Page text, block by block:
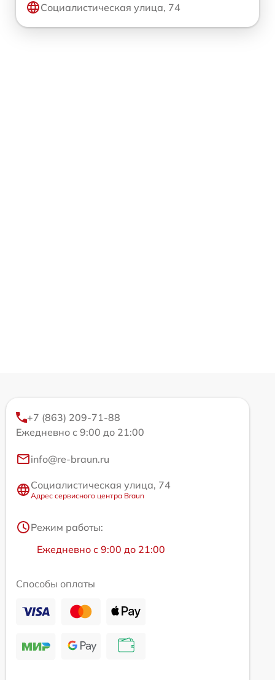
Социалистическая улица, 74
+7 (863) 209-71-88
Ежедневно с 9:00 до 21:00
info@re-braun.ru
Социалистическая улица, 74
Адрес сервисного центра Braun
Режим работы:
Ежедневно с 9:00 до 21:00
Способы оплаты